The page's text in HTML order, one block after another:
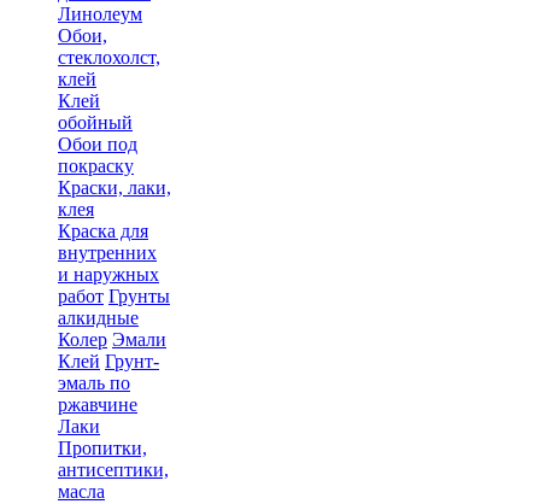
Линолеум
Обои,
стеклохолст,
клей
Клей
обойный
Обои под
покраску
Краски, лаки,
клея
Краска для
внутренних
и наружных
работ Грунты
алкидные
Колер Эмали
Клей Грунт-
эмаль по
ржавчине
Лаки
Пропитки,
антисептики,
масла